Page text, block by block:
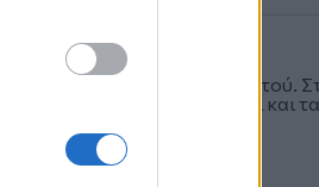
μόνο στη διανομή φαγητού.
είναι το νερό, το τυρί και